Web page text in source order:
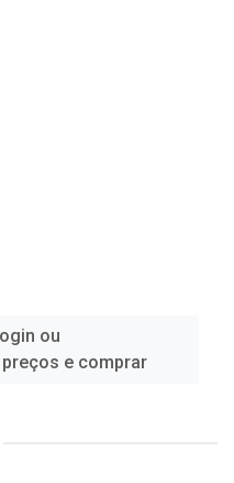
ou
e comprar